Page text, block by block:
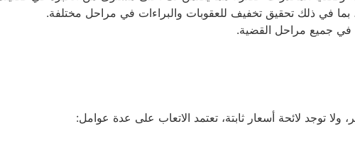
بما في ذلك تحقيق تخفيف للعقوبات والبراءات في مراحل مختلفة.
في جميع مراحل القضية.
توجد لائحة أسعار ثابتة، تعتمد الاتعاب على عدة عوامل: